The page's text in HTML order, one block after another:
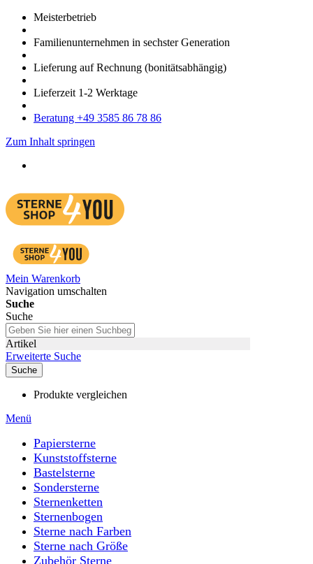
Meister­betrieb
Familien­unter­nehmen in sechster Gene­ration
Lieferung auf Rech­nung (bonitätsabhängig)
Liefer­zeit 1-2 Werk­tage
Bera­tung +49 3585 86 78 86
Zum Inhalt springen
Mein Warenkorb
Navigation umschalten
Suche
Suche
Artikel
Erweiterte Suche
Suche
Produkte vergleichen
Menü
Papiersterne
Kunststoffsterne
Bastelsterne
Sondersterne
Sternenketten
Sternenbogen
Sterne nach Farben
Sterne nach Größe
Zubehör Sterne